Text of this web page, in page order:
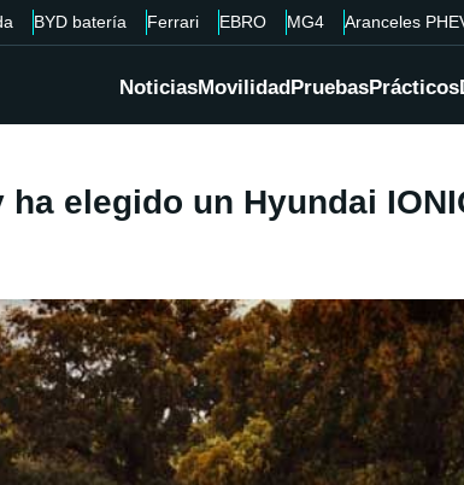
BYD batería Ferrari EBRO MG4 Aranceles
NoticiasMovilidadPruebasPrácticos
elegido un Hyundai